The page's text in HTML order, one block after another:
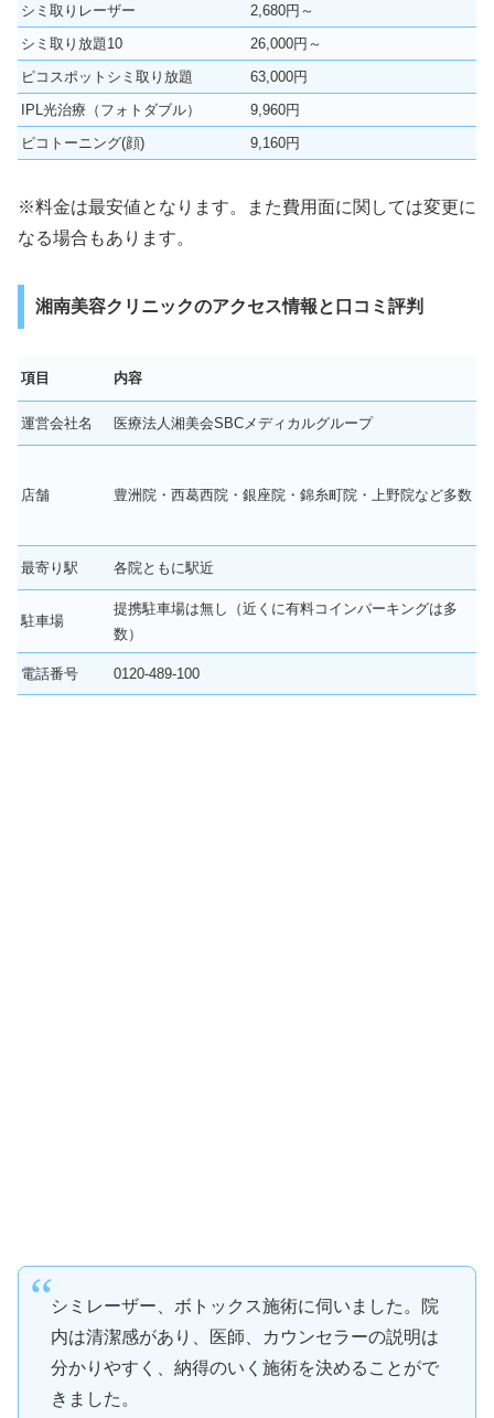
シミ取りレーザー
2,680円～
シミ取り放題10
26,000円～
ピコスポットシミ取り放題
63,000円
IPL光治療（フォトダブル）
9,960円
ピコトーニング(顔)
9,160円
※料金は最安値となります。また費用面に関しては変更に
なる場合もあります。
湘南美容クリニックのアクセス情報と口コミ評判
項目 内容
運営会社名 医療法人湘美会SBCメディカルグループ
店舗 豊洲院・西葛西院・銀座院・錦糸町院・上野院など多数
最寄り駅 各院ともに駅近
駐車場
提携駐車場は無し（近くに有料コインパーキングは多
数）
電話番号 0120-489-100
シミレーザー、ボトックス施術に伺いました。院
内は清潔感があり、医師、カウンセラーの説明は
分かりやすく、納得のいく施術を決めることがで
きました。